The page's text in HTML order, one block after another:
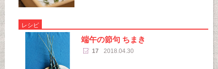
レシピ
端午の節句 ちまき
17 2018.04.30